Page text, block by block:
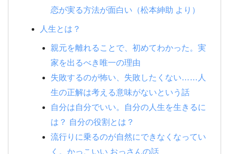
恋が実る方法が面白い（松本紳助 より）
人生とは？
親元を離れることで、初めてわかった。実
家を出るべき唯一の理由
失敗するのが怖い、失敗したくない……人
生の正解は考える意味がないという話
自分は自分でいい。自分の人生を生きるに
は？ 自分の役割とは？
流行りに乗るのが自然にできなくなってい
く。かっこいい おっさんの話